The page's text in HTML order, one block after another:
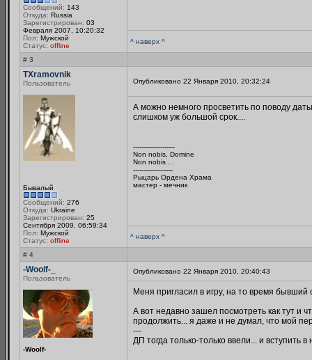
Сообщений: 143
Откуда: Russia
Зарегистрирован: 03
Февраля 2007, 10:20:32
Пол: Мужской
Статус: offline
^ наверх ^
# 3
TXramovnik
Пользователь
Бывалый
Сообщений: 276
Откуда: Ukraine
Зарегистрирован: 25
Сентября 2009, 06:59:34
Пол: Мужской
Статус: offline
Опубликовано 22 Января 2010, 20:32:24
А можно немного просветить по поводу
слишком уж большой срок....
--------------------
Non nobis, Domine
Non nobis ...
-------------------
Рыцарь Ордена Храма
мастер - мечник
^ наверх ^
# 4
-Woolf-_
Пользователь
-Woolf-
Опубликовано 22 Января 2010, 20:40:43
Меня пригласил в игру, на то время бывший
А вот недавно зашел посмотреть как тут и
продолжить... я даже и не думал, что мой
---
ДП тогда только-только ввели... и вступить